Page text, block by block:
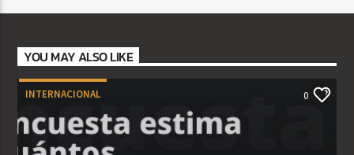
YOU MAY ALSO LIKE
INTERNACIONAL 0